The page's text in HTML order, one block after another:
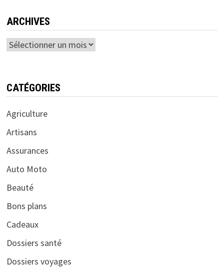
ARCHIVES
Archives
CATÉGORIES
Agriculture
Artisans
Assurances
Auto Moto
Beauté
Bons plans
Cadeaux
Dossiers santé
Dossiers voyages